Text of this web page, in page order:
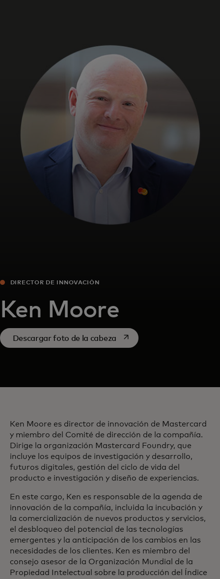
Para empresas
Para el mundo
Para innovadores
Noticias y tendencias
DIRECTOR DE INNOVACIÓN
Ken Moore
Descargar foto de la cabezase abre en una pestaña
Ken Moore es director de innovación de Mastercard
y miembro del Comité de dirección de la compañía.
Dirige la organización Mastercard Foundry, que
incluye los equipos de investigación y desarrollo,
futuros digitales, gestión del ciclo de vida del
producto e investigación y diseño de experiencias.
En este cargo, Ken es responsable de la agenda de
innovación de la compañía, incluida la incubación y
la comercialización de nuevos productos y servicios,
el desbloqueo del potencial de las tecnologías
emergentes y la anticipación de los cambios en las
necesidades de los clientes. Ken es miembro del
consejo asesor de la Organización Mundial de la
Propiedad Intelectual sobre la producción del Índice